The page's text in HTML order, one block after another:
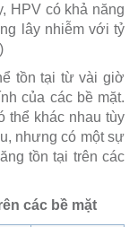
HPV có khả năng
lây nhiễm với tỷ
)
tồn tại từ vài giờ
của các bề mặt.
thể khác nhau tùy
nhưng có một sự
tồn tại trên các
các bề mặt